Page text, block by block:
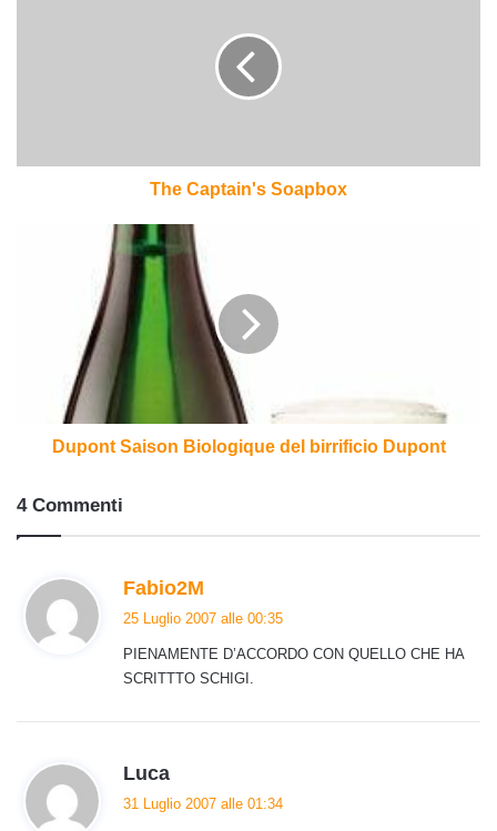
The Captain's Soapbox
Dupont Saison Biologique del birrificio Dupont
4 Commenti
Fabio2M
a
e
t
25 Luglio 2007 alle 00:35
PIENAMENTE D’ACCORDO CON QUELLO CHE HA
SCRITTTO SCHIGI.
Luca
a
31 Luglio 2007 alle 01:34